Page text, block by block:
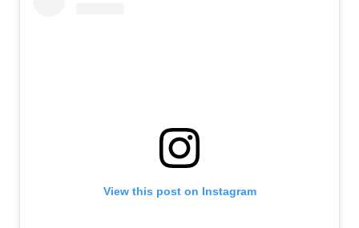
View this post on Instagram